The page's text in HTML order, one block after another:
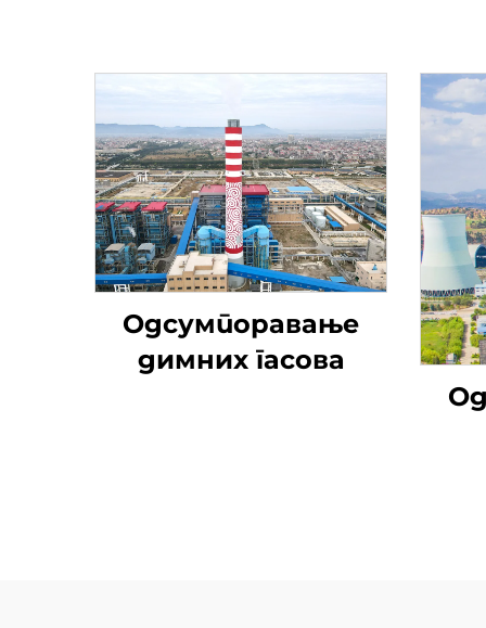
Одсумпоравање
димних гасова